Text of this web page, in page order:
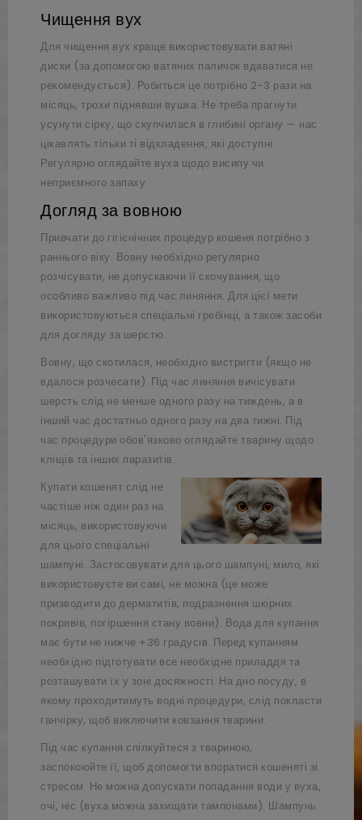
Чищення вух
Для чищення вух краще використовувати ватяні
диски (за допомогою ватяних паличок вдаватися не
рекомендується). Робиться це потрібно 2-3 рази на
місяць, трохи піднявши вушка. Не треба прагнути
усунути сірку, що скупчилася в глибині органу — нас
цікавлять тільки ті відкладення, які доступні.
Регулярно оглядайте вуха щодо висипу чи
неприємного запаху.
Догляд за вовною
Привчати до гігієнічних процедур кошеня потрібно з
раннього віку. Вовну необхідно регулярно
розчісувати, не допускаючи її скочування, що
особливо важливо під час линяння. Для цієї мети
використовуються спеціальні гребінці, а також засоби
для догляду за шерстю.
Вовну, що скотилася, необхідно вистригти (якщо не
вдалося розчесати). Під час линяння вичісувати
шерсть слід не менше одного разу на тиждень, а в
інший час достатньо одного разу на два тижні. Під
час процедури обов'язково оглядайте тварину щодо
кліщів та інших паразитів.
Купати кошенят слід не
частіше ніж один раз на
місяць, використовуючи
для цього спеціальні
шампуні. Застосовувати для цього шампуні, мило, які
використовуєте ви самі, не можна (це може
призводити до дерматитів, подразнення шкірних
покривів, погіршення стану вовни). Вода для купання
має бути не нижче +36 градусів. Перед купанням
необхідно підготувати все необхідне приладдя та
розташувати їх у зоні досяжності. На дно посуду, в
якому проходитимуть водні процедури, слід покласти
ганчірку, щоб виключити ковзання тварини.
Під час купання спілкуйтеся з твариною,
заспокоюйте її, щоб допомогти впоратися кошеняті зі
стресом. Не можна допускати попадання води у вуха,
очі, ніс (вуха можна захищати тампонами). Шампунь